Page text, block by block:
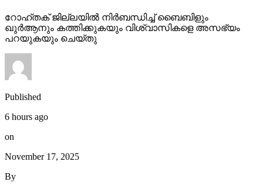
റോഹ്തക് ജില്ലയില്‍ നിര്‍ബന്ധിച്ച് ബൈബിളും
ഖുര്‍ആനും കത്തിക്കുകയും വിശ്വാസികളെ അസഭ്യം
പറയുകയും ചെയ്തു
Published
6 hours ago
on
November 17, 2025
By